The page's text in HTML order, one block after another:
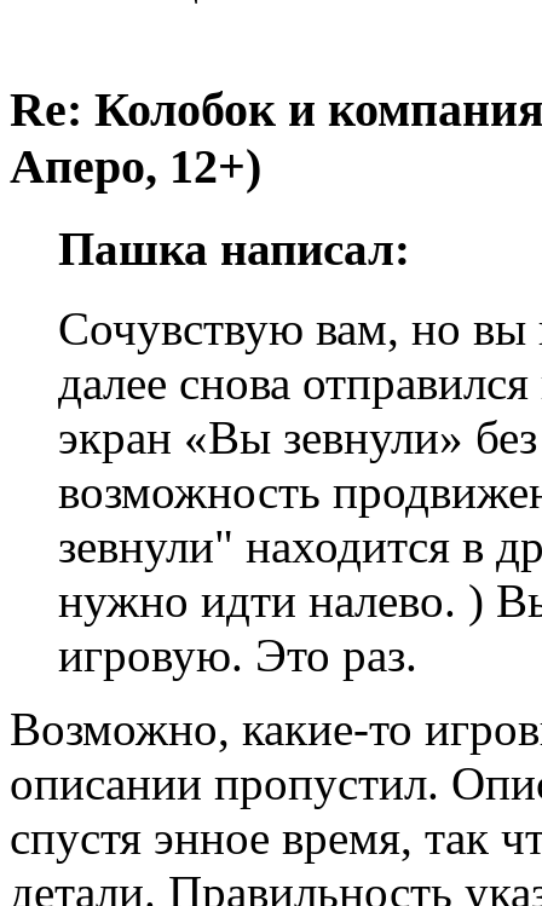
Re: Колобок и
Аперо, 12+)
Пашка написал:
Сочувствую вам, но
далее снова
экран «Вы зевнули»
возможность
зевнули" находится в
нужно идти налево. )
игровую. Это раз.
Возможно, какие-то
описании пропустил.
спустя энное время, так
детали. Правильность